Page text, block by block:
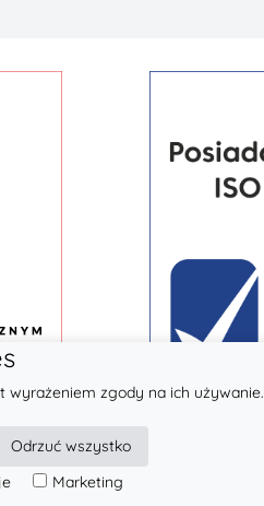
wyrażeniem zgody na ich używanie.
Odrzuć wszystko
Marketing